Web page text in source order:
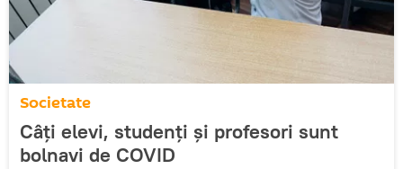
Societate
Câți elevi, studenți și profesori sunt
bolnavi de COVID